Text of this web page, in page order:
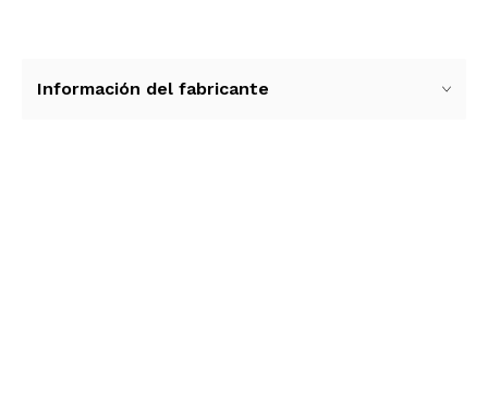
automovil, boquilla para liquidos, silenciador
Información del fabricante